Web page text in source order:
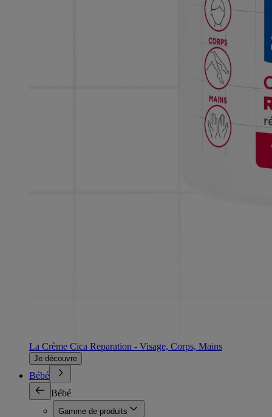
La Crème Cica Reparation - Visage, Corps, Mains
Je découvre
Bébé
Bébé
Gamme de produits